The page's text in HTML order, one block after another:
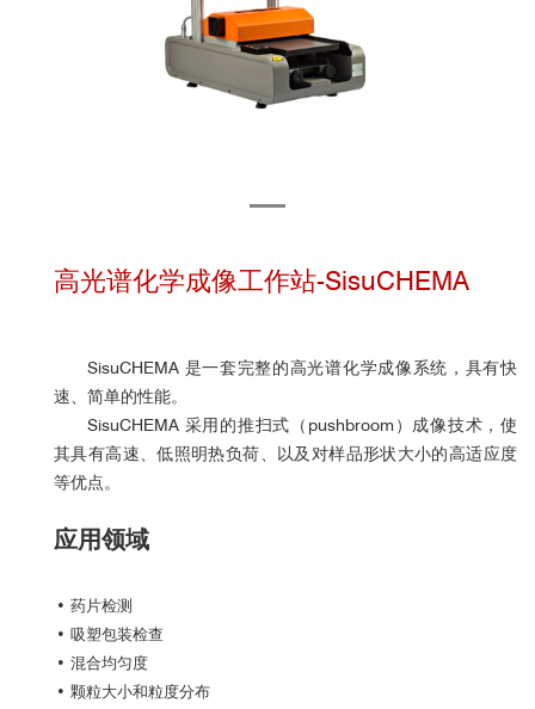
高光谱化学成像工作站-SisuCHEMA
SisuCHEMA 是一套完整的高光谱化学成像系统，具有快
速、简单的性能。
SisuCHEMA 采用的推扫式（pushbroom）成像技术，使
其具有高速、低照明热负荷、
以及对样品形状大小的高适应度
等优点。
应用领域
• 药片检测
• 吸塑包装检查
• 混合均匀度
• 颗粒大小和粒度分布